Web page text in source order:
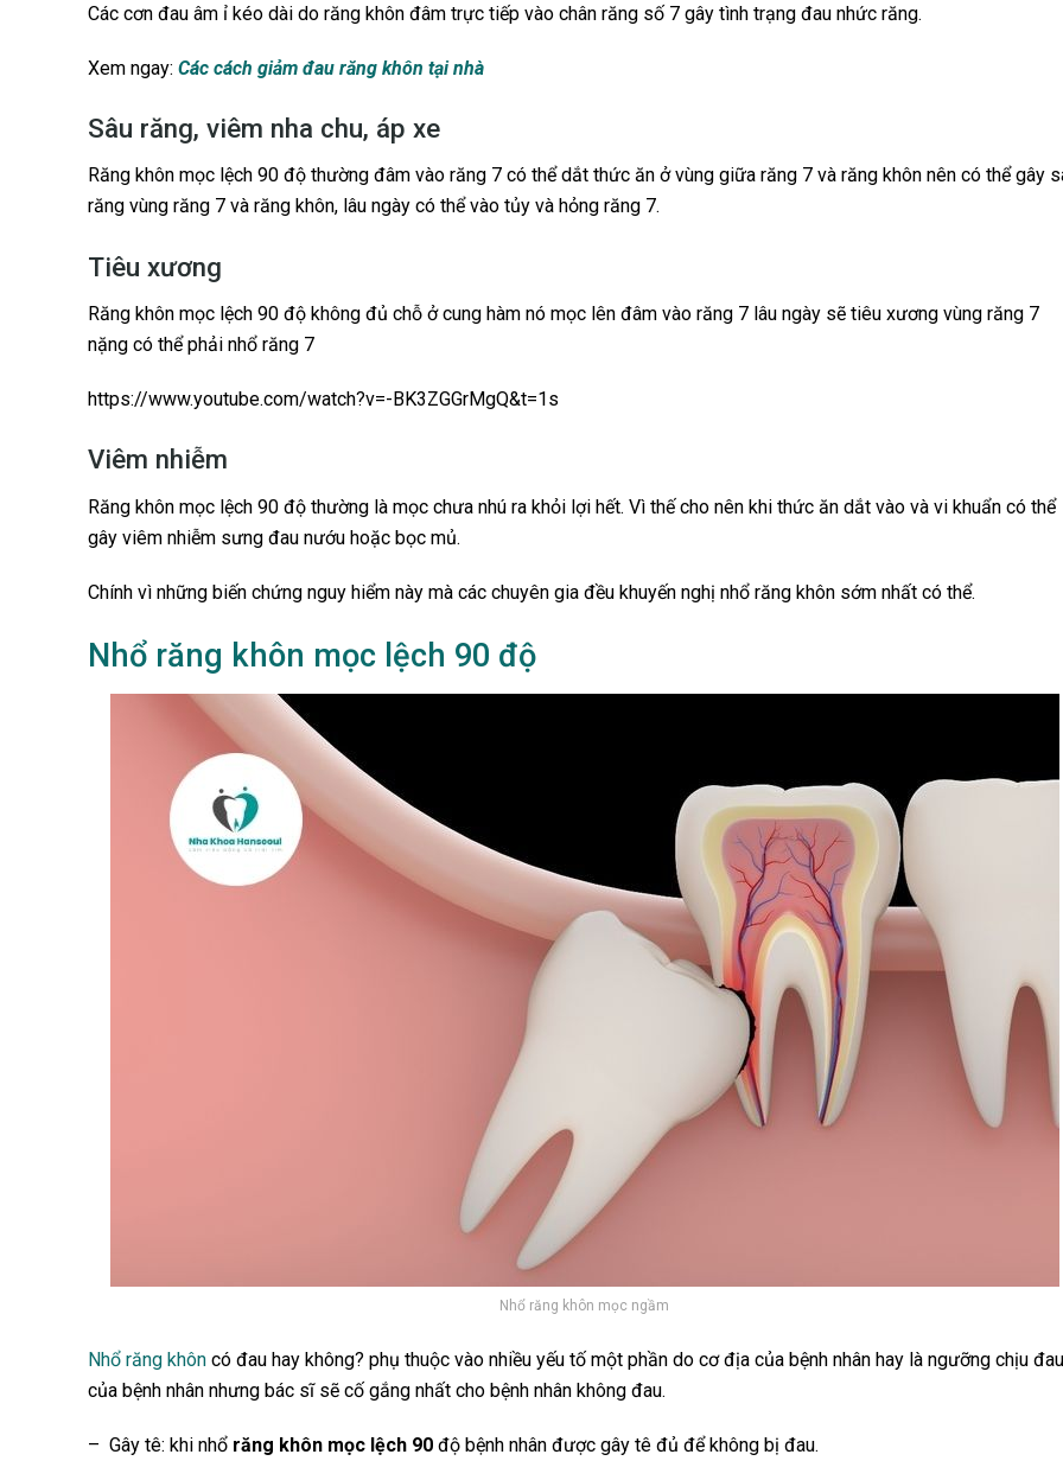
Các cơn đau âm ỉ kéo dài do răng khôn đâm trực tiếp vào chân răng số 7 gây tình trạng đau nhức răng.
Xem ngay: Các cách giảm đau răng khôn tại nhà
Sâu răng, viêm nha chu, áp xe
Răng khôn mọc lệch 90 độ thường đâm vào răng 7 có thể dắt thức ăn ở vùng giữa răng 7 và răng khôn nên có thể gây
răng vùng răng 7 và răng khôn, lâu ngày có thể vào tủy và hỏng răng 7.
Tiêu xương
Răng khôn mọc lệch 90 độ không đủ chỗ ở cung hàm nó mọc lên đâm vào răng 7 lâu ngày sẽ tiêu xương vùng răng 7
nặng có thể phải nhổ răng 7
https://www.youtube.com/watch?v=-BK3ZGGrMgQ&t=1s
Viêm nhiễm
Răng khôn mọc lệch 90 độ thường là mọc chưa nhú ra khỏi lợi hết. Vì thế cho nên khi thức ăn dắt vào và vi khuẩn có thể
gây viêm nhiễm sưng đau nướu hoặc bọc mủ.
Chính vì những biến chứng nguy hiểm này mà các chuyên gia đều khuyến nghị nhổ răng khôn sớm nhất có thể.
Nhổ răng khôn mọc lệch 90 độ
Nhổ răng khôn mọc ngầm
Nhổ răng khôn có đau hay không? phụ thuộc vào nhiều yếu tố một phần do cơ địa của bệnh nhân hay là ngưỡng chịu đau
của bệnh nhân nhưng bác sĩ sẽ cố gắng nhất cho bệnh nhân không đau.
– Gây tê: khi nhổ răng khôn mọc lệch 90 độ bệnh nhân được gây tê đủ để không bị đau.